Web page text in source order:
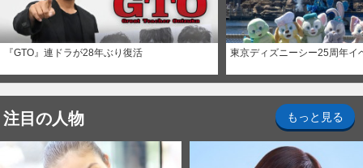
『GTO』連ドラが28年ぶり復活 東京ディズニーシー25周年イ
注目の人物 もっと見る